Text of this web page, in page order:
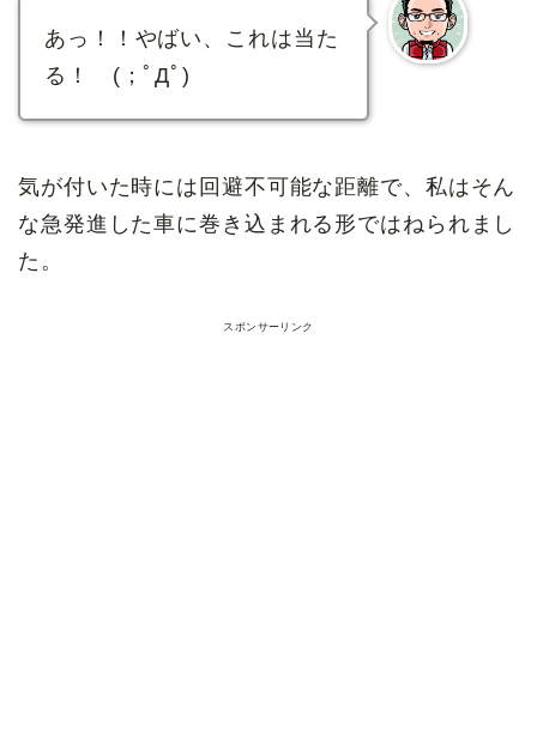
あっ！！やばい、これは当た
る！ (；ﾟДﾟ)
気が付いた時には回避不可能な距離で、私はそん
な急発進した車に巻き込まれる形ではねられまし
た。
スポンサーリンク